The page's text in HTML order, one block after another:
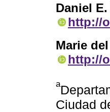
Daniel
http://
Marie
http://
a
Ciudad